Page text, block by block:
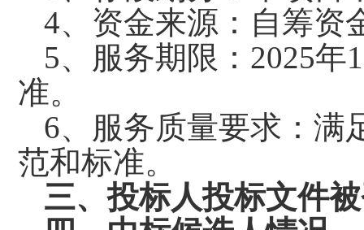
4、资金来源：自筹资
5、服务期限：2025
准。
6、服务质量要求：满
范和标准。
三、投标人投标文件